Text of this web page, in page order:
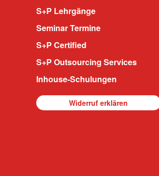
S+P Lehrgänge
Seminar Termine
S+P Certified
S+P Outsourcing Services
Inhouse-Schulungen
Widerruf erklären